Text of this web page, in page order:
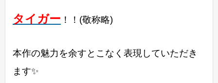
タイガー ！！(敬称略)
本作の魅力を余すとこなく表現していただき
ます✨